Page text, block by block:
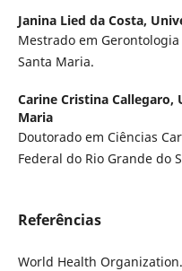
Janina Lied da Costa,
Mestrado em
Santa Maria.
Carine Cristina Callegaro,
Maria
Doutorado em Ciências
Federal do Rio Grande do
Referências
World Health